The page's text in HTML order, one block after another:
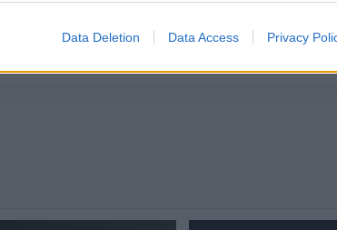
Data Deletion Data Access Privacy
UFFICIALE: il Lazio
decreto legge anti-